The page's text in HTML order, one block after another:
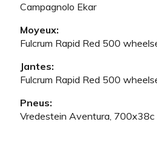
Campagnolo Ekar
Moyeux:
Fulcrum Rapid Red 500
Jantes:
Fulcrum Rapid Red 500
Pneus:
Vredestein Aventura, 700x38c